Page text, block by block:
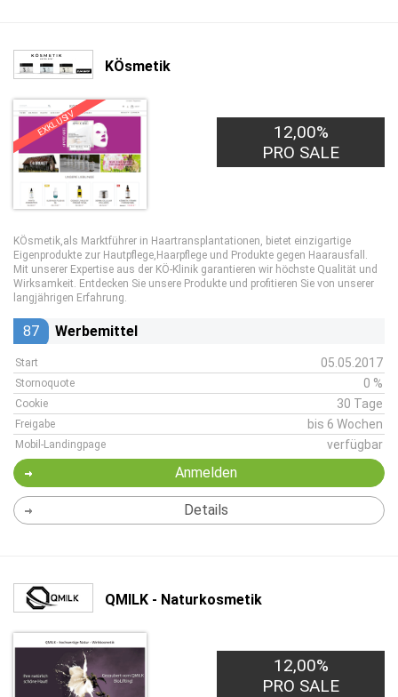
KÖsmetik
EXKLUSIV
12,00%
PRO SALE
KÖsmetik,als Marktführer in Haartransplantationen, bietet einzigartige
Eigenprodukte zur Hautpflege,Haarpflege und Produkte gegen Haarausfall.
Mit unserer Expertise aus der KÖ-Klinik garantieren wir höchste Qualität und
Wirksamkeit. Entdecken Sie unsere Produkte und profitieren Sie von unserer
langjährigen Erfahrung.
87 Werbemittel
Start 05.05.2017
Stornoquote 0 %
Cookie 30 Tage
Freigabe bis 6 Wochen
Mobil-Landingpage verfügbar
Anmelden
Details
QMILK - Naturkosmetik
12,00%
PRO SALE